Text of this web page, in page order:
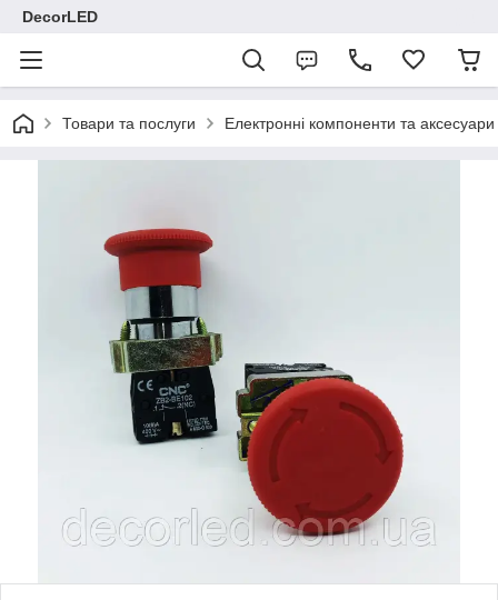
DecorLED
Товари та послуги Електронні компоненти та аксесуари